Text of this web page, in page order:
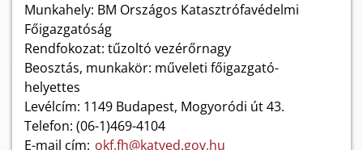
Munkahely: BM Országos Katasztrófavédelmi
Főigazgatóság
Rendfokozat: tűzoltó vezérőrnagy
Beosztás, munkakör: műveleti főigazgató-
helyettes
Levélcím: 1149 Budapest, Mogyoródi út 43.
Telefon: (06-1)469-4104
E-mail cím: okf.fh@katved.gov.hu